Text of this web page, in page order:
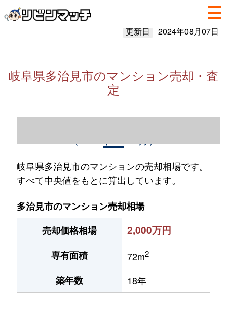
更新日 2024年08月07日
岐阜県多治見市のマンション売却・査
定
岐阜県多治見市のマンションの売却相場です。
すべて中央値をもとに算出しています。
多治見市のマンション売却相場
売却価格相場
2,000万円
専有面積 72m2
築年数 18年